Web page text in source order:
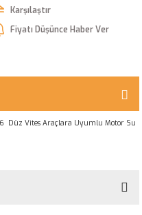
Karşılaştır
Fiyatı Düşünce Haber Ver
Düz Vites Araçlara Uyumlu Motor Su